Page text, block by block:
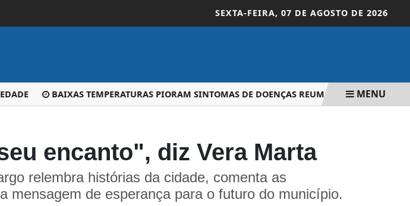
SEXTA-FEIRA, 07 DE AGOSTO DE 2026
BAIXAS TEMPERATURAS PIORAM SINTOMAS DE DOENÇAS REUMÁTICAS; VEJAMENU
encanto", diz Vera Marta
relembra histórias da cidade, comenta as
mensagem de esperança para o futuro do município.